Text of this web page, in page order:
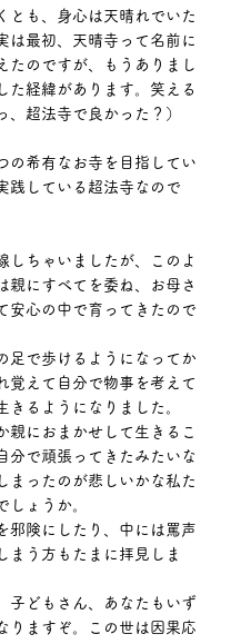
とも、身心は天晴れでいた
は最初、天晴寺って名前に
たのですが、もうありまし
た経緯があります。笑える
、超法寺で良かった？）
の希有なお寺を目指してい
践している超法寺なので
しちゃいましたが、このよ
親にすべてを委ね、お母さ
安心の中で育ってきたので
足で歩けるようになってか
覚えて自分で物事を考えて
きるようになりました。
親におまかせして生きるこ
分で頑張ってきたみたいな
まったのが悲しいかな私た
しょうか。
邪険にしたり、中には罵声
まう方もたまに拝見しま
子どもさん、あなたもいず
りますぞ。この世は因果応